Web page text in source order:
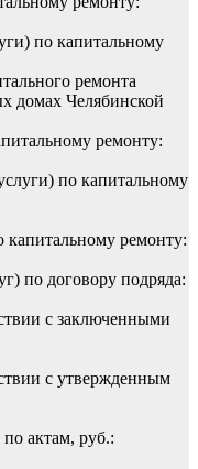
по капитальному
ремонта
домах Челябинской
ремонту:
по капитальному
ремонту:
по договору подряда:
с заключенными
с утвержденным
актам, руб.: